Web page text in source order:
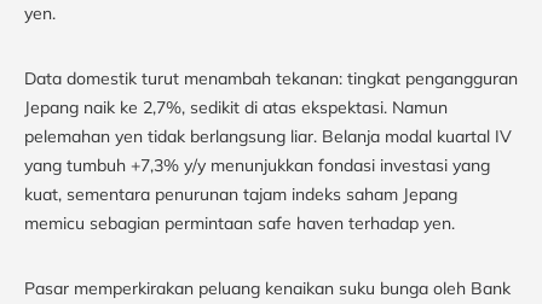
yen.
Data domestik turut menambah tekanan: tingkat pengangguran
Jepang naik ke 2,7%, sedikit di atas ekspektasi. Namun
pelemahan yen tidak berlangsung liar. Belanja modal kuartal IV
yang tumbuh +7,3% y/y menunjukkan fondasi investasi yang
kuat, sementara penurunan tajam indeks saham Jepang
memicu sebagian permintaan safe haven terhadap yen.
Pasar memperkirakan peluang kenaikan suku bunga oleh Bank